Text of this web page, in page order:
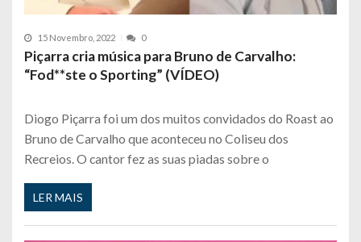
15 Novembro, 2022 0
Piçarra cria música para Bruno de Carvalho:
“Fod**ste o Sporting” (VÍDEO)
Diogo Piçarra foi um dos muitos convidados do Roast ao
Bruno de Carvalho que aconteceu no Coliseu dos
Recreios. O cantor fez as suas piadas sobre o
LER MAIS